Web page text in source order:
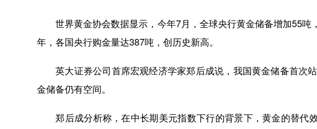
世界黄金协会数据显示，今年7月，全球央行黄金储备增加55吨
年，各国央行购金量达387吨，创历史新高。
英大证券公司首席宏观经济学家郑后成说，我国黄金储备首次
金储备仍有空间。
郑后成分析称，在中长期美元指数下行的背景下，黄金的替代